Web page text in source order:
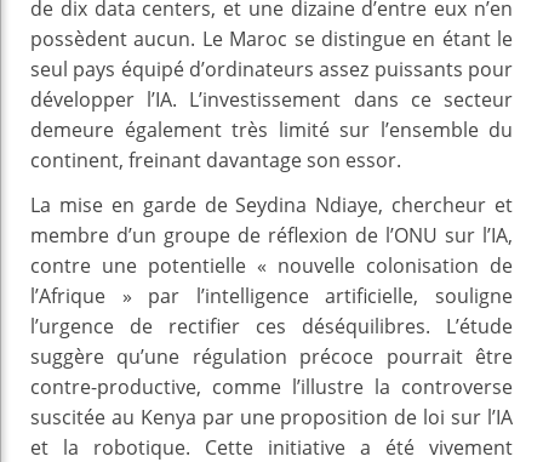
de dix data centers, et une dizaine d’entre eux n’en
possèdent aucun. Le Maroc se distingue en étant le
seul pays équipé d’ordinateurs assez puissants pour
développer l’IA. L’investissement dans ce secteur
demeure également très limité sur l’ensemble du
continent, freinant davantage son essor.
La mise en garde de Seydina Ndiaye, chercheur et
membre d’un groupe de réflexion de l’ONU sur l’IA,
contre une potentielle « nouvelle colonisation de
l’Afrique » par l’intelligence artificielle, souligne
l’urgence de rectifier ces déséquilibres. L’étude
suggère qu’une régulation précoce pourrait être
contre-productive, comme l’illustre la controverse
suscitée au Kenya par une proposition de loi sur l’IA
et la robotique. Cette initiative a été vivement